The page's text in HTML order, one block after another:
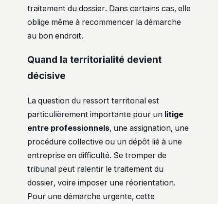
traitement du dossier. Dans certains cas, elle
oblige même à recommencer la démarche
au bon endroit.
Quand la territorialité devient
décisive
La question du ressort territorial est
particulièrement importante pour un litige
entre professionnels, une assignation, une
procédure collective ou un dépôt lié à une
entreprise en difficulté. Se tromper de
tribunal peut ralentir le traitement du
dossier, voire imposer une réorientation.
Pour une démarche urgente, cette